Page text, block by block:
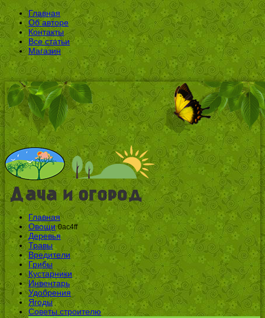
Главная
Об авторе
Контакты
Все статьи
Магазин
Главная
Овощи 0ac4ff
Деревья
Травы
Вредители
Грибы
Кустарники
Инвентарь
Удобрения
Ягоды
Советы строителю